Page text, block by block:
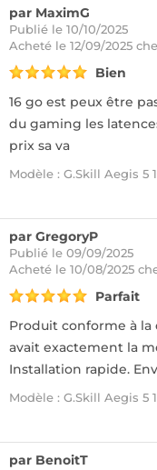
par MaximG
Publié le 10/10/2025
Acheté le 12/09/2025
Bien
16 go est peux être
du gaming les
prix sa va
Modèle : G.Skill Aegis 5
par GregoryP
Publié le 09/09/2025
Acheté le 10/08/2025
Parfait
Produit conforme à
avait exactement la
Installation rapide.
Modèle : G.Skill Aegis 5
par BenoitT